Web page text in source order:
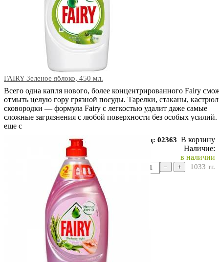
FAIRY Зеленое яблоко, 450 мл.
Всего одна капля нового, более концентрированного Fairy
отмыть целую гору грязной посуды. Тарелки, стаканы,
сковородки — формула Fairy с легкостью удалит даже самые
сложные загрязнения с любой поверхности без особых
еще с
Код: 02363 В корзину
Наличие:
в наличии
1033 тг.
− +